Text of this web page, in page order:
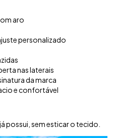
aro
personalizado
nas laterais
da marca
e confortável
possui, sem esticar o tecido.